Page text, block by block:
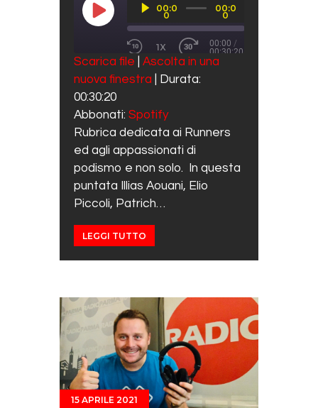
PLAY EPISODE
Player00:0
0
00:0
0
REWIND 10 SECONDS
1X
FAST FORWARD 30
00:00 /
00:30:20
SUBSCRIBE SHARE
Spotify
RSS FEED
SHARE
LINK
EMBED
Scarica file
Ascolta in una
nuova finestra
Durata:
00:30:20
Abbonati: Spotify
Rubrica dedicata ai Runners
ed agli appassionati di
podismo e non solo. In questa
puntata Illias Aouani, Elio
Piccoli, Patrich…
LEGGI TUTTO
15 APRILE 2021